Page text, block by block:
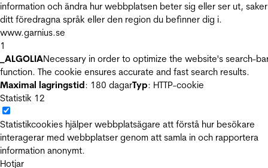
information och ändra hur webbplatsen beter sig eller ser ut,
ditt föredragna språk eller den region du befinner dig i.
www.garnius.se
1
_ALGOLIANecessary in order to optimize the website's search-
function. The cookie ensures accurate and fast search results.
Maximal lagringstid: 180 dagarTyp: HTTP-cookie
Statistik 12
Statistikcookies hjälper webbplatsägare att förstå hur besökare
interagerar med webbplatser genom att samla in och rapportera
information anonymt.
Hotjar